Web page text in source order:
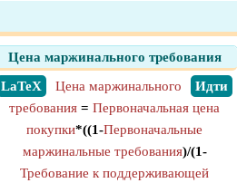
Цена маржинального требования
​ LaTeX
​ Идти
Цена маржинального
требования = Первоначальная цена
покупки*((1-Первоначальные
маржинальные требования)/(1-
Требование к поддерживающей